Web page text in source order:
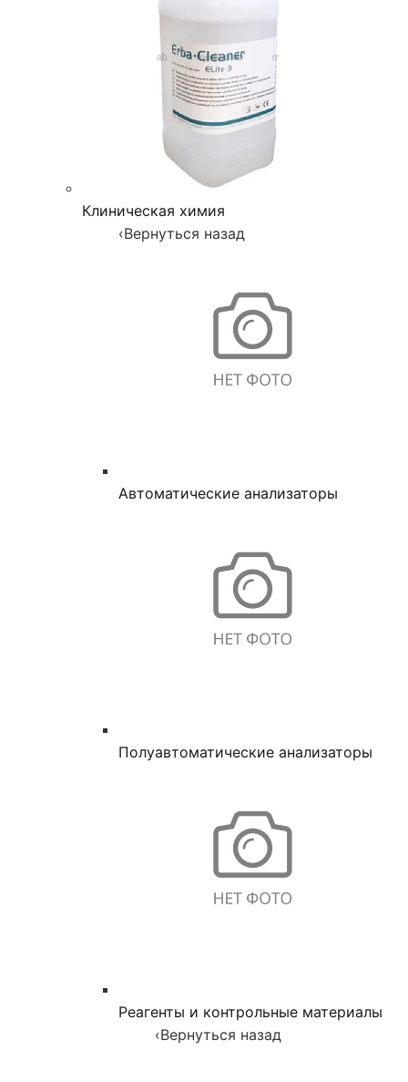
Клиническая химия
‹Вернуться назад
Автоматические анализаторы
Полуавтоматические анализаторы
Реагенты и контрольные материалы
‹Вернуться назад